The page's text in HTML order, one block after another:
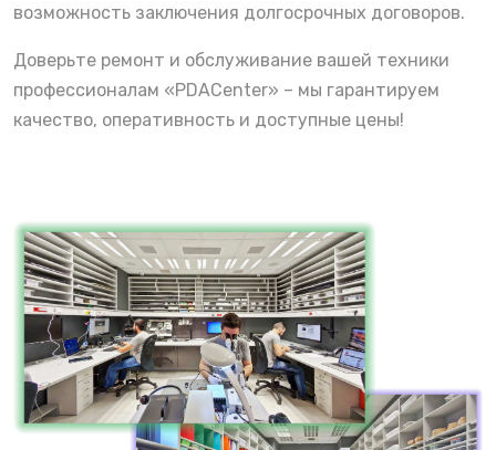
возможность заключения долгосрочных договоров.
Доверьте ремонт и обслуживание вашей техники
профессионалам «PDACenter» – мы гарантируем
качество, оперативность и доступные цены!